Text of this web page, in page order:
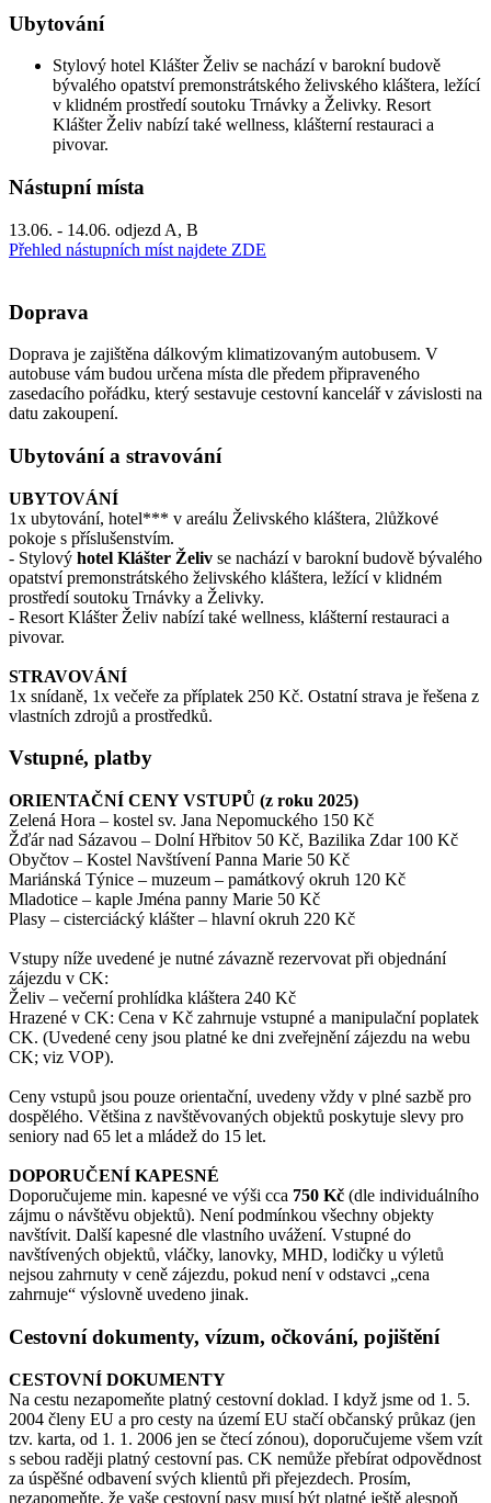
Ubytování
Stylový hotel Klášter Želiv se nachází v barokní budově
bývalého opatství premonstrátského želivského kláštera, ležící
v klidném prostředí soutoku Trnávky a Želivky. Resort
Klášter Želiv nabízí také wellness, klášterní restauraci a
pivovar.
Nástupní místa
13.06. - 14.06. odjezd A, B
Přehled nástupních míst najdete ZDE
Doprava
Doprava je zajištěna dálkovým klimatizovaným autobusem. V
autobuse vám budou určena místa dle předem připraveného
zasedacího pořádku, který sestavuje cestovní kancelář v závislosti na
datu zakoupení.
Ubytování a stravování
UBYTOVÁNÍ
1x ubytování, hotel*** v areálu Želivského kláštera, 2lůžkové
pokoje s příslušenstvím.
- Stylový hotel Klášter Želiv se nachází v barokní budově bývalého
opatství premonstrátského želivského kláštera, ležící v klidném
prostředí soutoku Trnávky a Želivky.
- Resort Klášter Želiv nabízí také wellness, klášterní restauraci a
pivovar.
STRAVOVÁNÍ
1x snídaně, 1x večeře za příplatek 250 Kč. Ostatní strava je řešena z
vlastních zdrojů a prostředků.
Vstupné, platby
ORIENTAČNÍ CENY VSTUPŮ (z roku 2025)
Zelená Hora – kostel sv. Jana Nepomuckého 150 Kč
Žďár nad Sázavou – Dolní Hřbitov 50 Kč, Bazilika Zdar 100 Kč
Obyčtov – Kostel Navštívení Panna Marie 50 Kč
Mariánská Týnice – muzeum – památkový okruh 120 Kč
Mladotice – kaple Jména panny Marie 50 Kč
Plasy – cisterciácký klášter – hlavní okruh 220 Kč
Vstupy níže uvedené je nutné závazně rezervovat při objednání
zájezdu v CK:
Želiv – večerní prohlídka kláštera 240 Kč
Hrazené v CK: Cena v Kč zahrnuje vstupné a manipulační poplatek
CK. (Uvedené ceny jsou platné ke dni zveřejnění zájezdu na webu
CK; viz VOP).
Ceny vstupů jsou pouze orientační, uvedeny vždy v plné sazbě pro
dospělého. Většina z navštěvovaných objektů poskytuje slevy pro
seniory nad 65 let a mládež do 15 let.
DOPORUČENÍ KAPESNÉ
Doporučujeme min. kapesné ve výši cca 750 Kč (dle individuálního
zájmu o návštěvu objektů). Není podmínkou všechny objekty
navštívit. Další kapesné dle vlastního uvážení. Vstupné do
navštívených objektů, vláčky, lanovky, MHD, lodičky u výletů
nejsou zahrnuty v ceně zájezdu, pokud není v odstavci „cena
zahrnuje“ výslovně uvedeno jinak.
Cestovní dokumenty, vízum, očkování, pojištění
CESTOVNÍ DOKUMENTY
Na cestu nezapomeňte platný cestovní doklad. I když jsme od 1. 5.
2004 členy EU a pro cesty na území EU stačí občanský průkaz (jen
tzv. karta, od 1. 1. 2006 jen se čtecí zónou), doporučujeme všem vzít
s sebou raději platný cestovní pas. CK nemůže přebírat odpovědnost
za úspěšné odbavení svých klientů při přejezdech. Prosím,
nezapomeňte, že vaše cestovní pasy musí být platné ještě alespoň